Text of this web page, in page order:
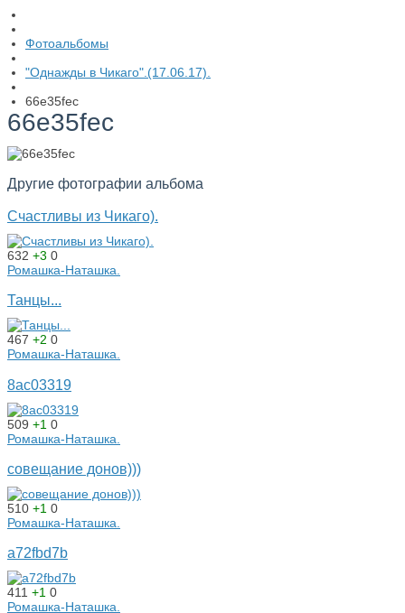
Фотоальбомы
"Однажды в Чикаго".(17.06.17).
66e35fec
66e35fec
Другие фотографии альбома
Счастливы из Чикаго).
632 +3 0
Ромашка-Наташка.
Танцы...
467 +2 0
Ромашка-Наташка.
8ac03319
509 +1 0
Ромашка-Наташка.
совещание донов)))
510 +1 0
Ромашка-Наташка.
a72fbd7b
411 +1 0
Ромашка-Наташка.